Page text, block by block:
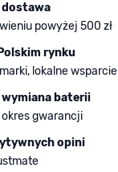
dostawa
powyżej 500 zł
rynku
lokalne wsparcie
wymiana baterii
okres gwarancji
opini